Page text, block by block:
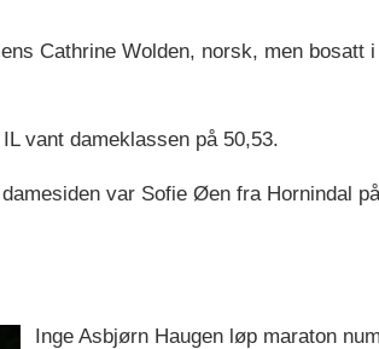
Cathrine Wolden, norsk, men bosatt i
vant dameklassen på 50,53.
var Sofie Øen fra Hornindal på
Inge Asbjørn Haugen løp maraton